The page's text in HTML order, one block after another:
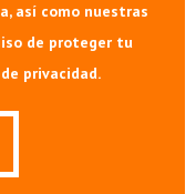
así como nuestras
de proteger tu
privacidad.